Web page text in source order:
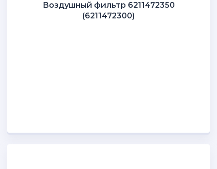
Воздушный фильтр 6211472350
(6211472300)